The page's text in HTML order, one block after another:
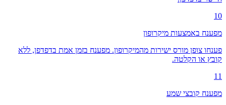
10
מפענח באמצעות מיקרופון
פענחו צופן מורס ישירות מהמיקרופון. מפענח בזמן אמת בדפדפן, ללא
קובץ או הקלטה.
11
מפענח קובצי שמע